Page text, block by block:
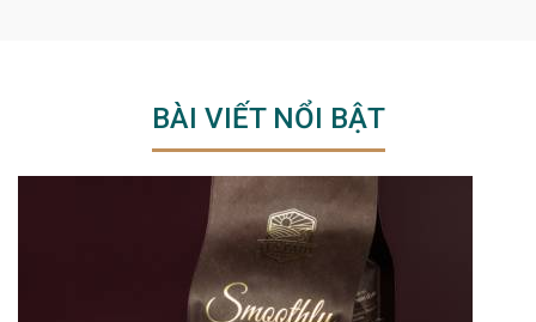
BÀI VIẾT NỔI BẬT